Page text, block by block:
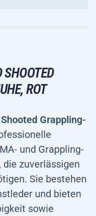
ROT
Grappling-
und Grappling-
zuverlässigen
Sie bestehen
und bieten
sowie